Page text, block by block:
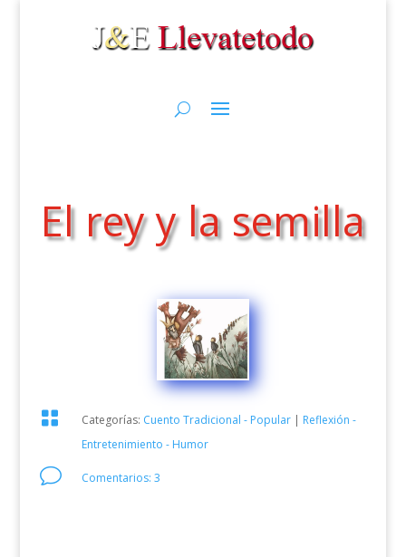
El rey y la semilla
 Categorías: Cuento Tradicional - Popular| Reflexión -
Entretenimiento - Humor
v Comentarios: 3